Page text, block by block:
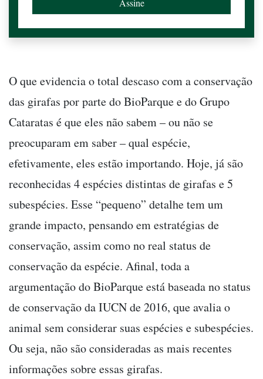
O que evidencia o total descaso com a conservação
das girafas por parte do BioParque e do Grupo
Cataratas é que eles não sabem – ou não se
preocuparam em saber – qual espécie,
efetivamente, eles estão importando. Hoje, já são
reconhecidas 4 espécies distintas de girafas e 5
subespécies. Esse “pequeno” detalhe tem um
grande impacto, pensando em estratégias de
conservação, assim como no real status de
conservação da espécie. Afinal, toda a
argumentação do BioParque está baseada no status
de conservação da IUCN de 2016, que avalia o
animal sem considerar suas espécies e subespécies.
Ou seja, não são consideradas as mais recentes
informações sobre essas girafas.